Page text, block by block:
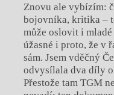
Znovu ale vybízím:
bojovníka, kritika –
může oslovit i
úžasné i proto, že v
sám. Jsem vděčný
odvysílala dva díly o
Přestože tam TGM